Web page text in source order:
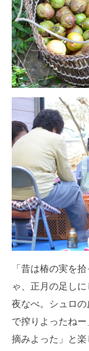
「昔は椿の実を
ゃ、正月の足し
夜なべ。シュロ
で搾りよったね
摘みよった」と